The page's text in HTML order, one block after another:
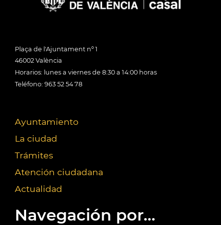
Plaça de l'Ajuntament nº 1
46002 València
Horarios: lunes a viernes de 8:30 a 14:00 horas
Teléfono: 963 52 54 78
Ayuntamiento
La ciudad
Trámites
Atención ciudadana
Actualidad
Navegación por...